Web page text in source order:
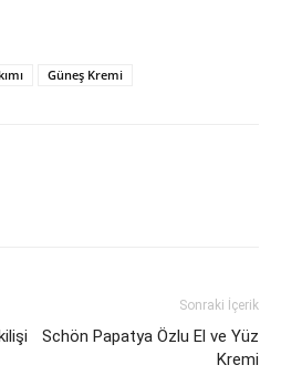
Güneş Kremi
Sonraki İçerik
Schön Papatya Özlu El ve Yüz
Kremi